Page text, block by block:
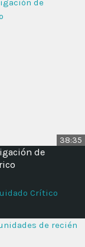
38:35
de
Crítico